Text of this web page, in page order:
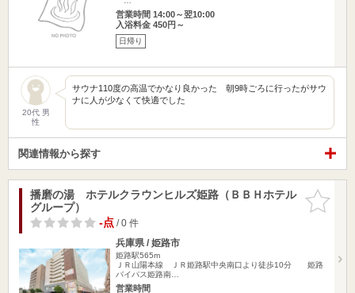
営業時間 14:00～翌10:00
入浴料金 450円～
日帰り
20代 男
性
サウナ110度の高温でかなり良かった 朝9時ごろに行ったがサウ
ナに人が少なくて快適でした
関連情報から探す
お気に入
りに追加
播磨の湯 ホテルクラウンヒルズ姫路（ＢＢＨホテル
グループ）
-点/ 0 件
兵庫県 / 姫路市
姫路駅565m
ＪＲ山陽本線 ＪＲ姫路駅中央南口より徒歩10分 姫路
バイパス姫路南…
営業時間